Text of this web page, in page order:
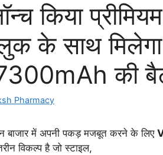
किया
के साथ
की
Pharmacy
बाजार में अपनी पकड़ मजबूत करने के लिए
विकल्प है जो स्टाइल,